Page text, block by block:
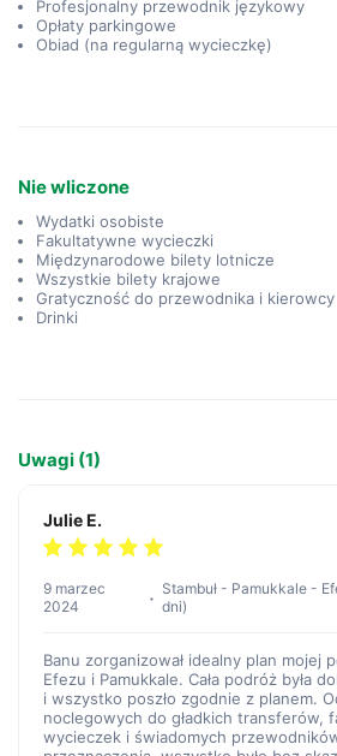
Profesjonalny przewodnik językowy
Opłaty parkingowe
Obiad (na regularną wycieczkę)
Nie wliczone
Wydatki osobiste
Fakultatywne wycieczki
Międzynarodowe bilety lotnicze
Wszystkie bilety krajowe
Gratyczność do przewodnika i kierowcy
Drinki
Uwagi (1)
Julie E.
9 marzec
2024
Stambuł - Pamukkale -
dni)
Banu zorganizował idealny plan mojej
Efezu i Pamukkale. Cała podróż była
i wszystko poszło zgodnie z planem.
noclegowych do gładkich transferów,
wycieczek i świadomych